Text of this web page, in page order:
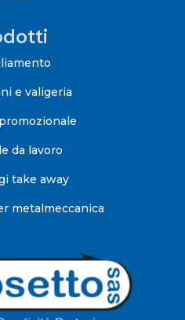
e valigeria
da lavoro
take away
metalmeccanica